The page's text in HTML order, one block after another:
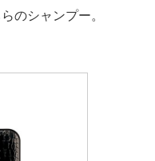
のシャンプー。